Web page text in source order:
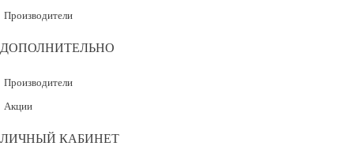
Производители
ДОПОЛНИТЕЛЬНО
Производители
Акции
ЛИЧНЫЙ КАБИНЕТ